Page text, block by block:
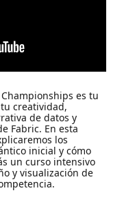
es tu
creatividad,
de datos y
Fabric. En esta
los
inicial y cómo
un curso intensivo
y visualización de